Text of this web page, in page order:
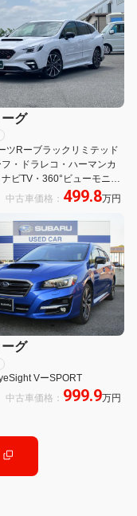
グ
ツRーブラックリミテッド
・ドラレコ・ハーマンカ
ビTV・360°ビューモニタ
・パワーシート・前後シー
イサイトコア/X/セイフティ
禁煙車・メーカー保証
中古車価格： 499.8万円
グ
VーSPORT
中古車価格： 999.9万円